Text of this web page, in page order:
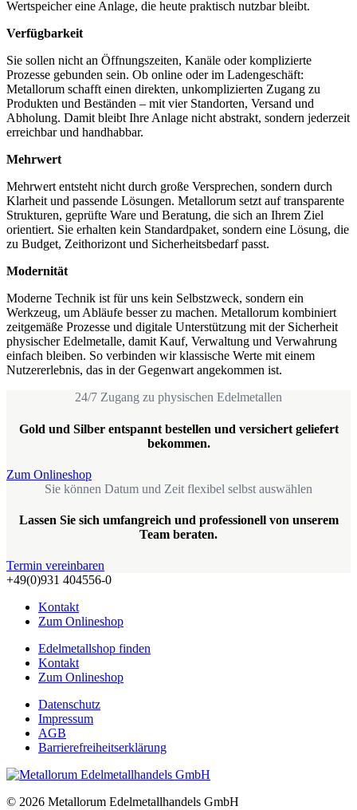
Wertspeicher eine Anlage, die heute praktisch nutzbar bleibt.
Verfügbarkeit
Sie sollen nicht an Öffnungszeiten, Kanäle oder komplizierte
Prozesse gebunden sein. Ob online oder im Ladengeschäft:
Metallorum schafft einen direkten, unkomplizierten Zugang zu
Produkten und Beständen – mit vier Standorten, Versand und
Abholung. Damit bleibt Ihre Anlage nicht abstrakt, sondern jederzeit
erreichbar und handhabbar.
Mehrwert
Mehrwert entsteht nicht durch große Versprechen, sondern durch
Klarheit und passende Lösungen. Metallorum setzt auf transparente
Strukturen, geprüfte Ware und Beratung, die sich an Ihrem Ziel
orientiert. Sie erhalten kein Standardpaket, sondern eine Lösung, die
zu Budget, Zeithorizont und Sicherheitsbedarf passt.
Modernität
Moderne Technik ist für uns kein Selbstzweck, sondern ein
Werkzeug, um Abläufe besser zu machen. Metallorum kombiniert
zeitgemäße Prozesse und digitale Unterstützung mit der Sicherheit
physischer Edelmetalle, damit Kauf, Verwaltung und Verwahrung
einfach bleiben. So verbinden wir klassische Werte mit einem
Nutzererlebnis, das in der Gegenwart angekommen ist.
24/7 Zugang zu physischen Edelmetallen
Gold und Silber entspannt bestellen und versichert geliefert
bekommen.
Zum Onlineshop
Sie können Datum und Zeit flexibel selbst auswählen
Lassen Sie sich umfangreich und professionell von unserem
Team beraten.
Termin vereinbaren
+49(0)931 404556-0
Kontakt
Zum Onlineshop
Edelmetallshop finden
Kontakt
Zum Onlineshop
Datenschutz
Impressum
AGB
Barrierefreiheitserklärung
© 2026 Metallorum Edelmetallhandels GmbH